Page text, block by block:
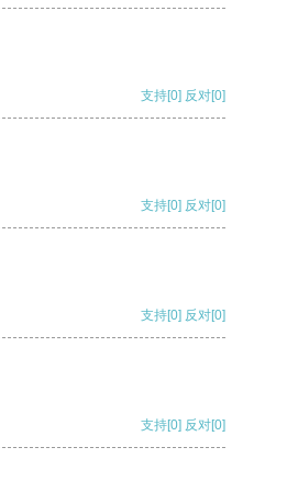
支持[0] 反对[0]
支持[0] 反对[0]
支持[0] 反对[0]
支持[0] 反对[0]